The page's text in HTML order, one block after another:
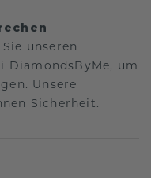
unseren
DiamondsByMe, um
Unsere
Sicherheit.